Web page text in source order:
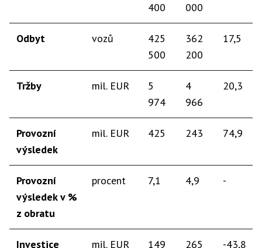
400
000
​Odbyt ​vozů
​425
500
​362
200
​17,5
​Tržby ​mil. EUR
​5
974
​4
966
​20,3
​Provozní
výsledek
​mil. EUR ​425 ​243 ​74,9
Provozní
výsledek v %
z obratu​
​procent ​7,1 ​4,9 ​-
Investice ​mil. EUR ​149 ​265 ​-43,8